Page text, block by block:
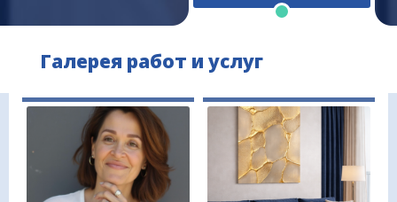
Галерея работ и услуг